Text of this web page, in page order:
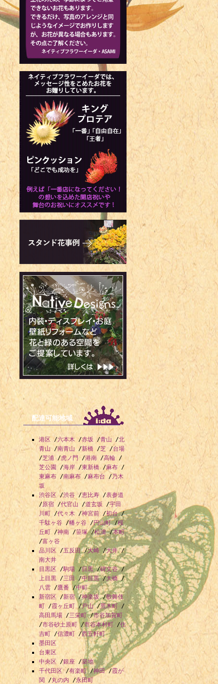
1980年 - 吉
1981年 - オ
メイト
1981年 - 菊
1981年 - 芝
レ）
1982年 - ギ
ール選手
1982年 - 河
1982年 - 藤
1984年 - 中
1986年 -
Turner)、歌
1986年 - 美
1989年 - 辻
1989年 - 亀
の次男
1989年 - マ
1989年 - 鈴
1989年 - 安
1991年 - 関
1992年 -
1992年 - 宮
1994年 - 稲
1996年 - 田
配達可能地域
港区/六本木 /赤坂 /青山 /北
青山 /南青山 /新橋 /芝 /台場
/芝浦/虎ノ門 /港南 /高輪 /
芝公園
/海岸 /東新橋/麻布/
東麻布 /南麻布 /麻布台 /乃木
坂
渋谷区 /渋谷 /恵比寿/表参道
/原宿 /代官山 /道玄坂 /宇田
川町 /代々木 /神宮前 /初台/
千駄ヶ谷 /幡ヶ谷/円山町/桜
丘町 /神南 /笹塚/松濤/本町
/富ヶ谷
品川区 /五反田/大崎 /大井/
南大井
目黒区/駒場 /目黒/碑文谷/
上目黒 /三田 /中目黒/大橋/
八雲 /鷹番 /中町
新宿区 /新宿/神楽坂/歌舞伎
町 /霞ヶ丘町/戸山/荒木町 /
高田馬場 /三栄町/市谷加賀町
/市谷砂土原町 /市谷本村町 /住
吉町 /信濃町 /西五軒町
墨田区
台東区
中央区 /銀座 /築地
千代田区 /有楽町/神田/霞が
関 /丸の内 /永田町